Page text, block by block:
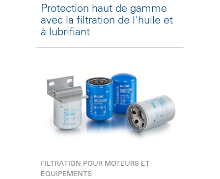
Protection haut de gamme
avec la filtration de l'huile et
à lubrifiant
FILTRATION POUR MOTEURS ET
ÉQUIPEMENTS